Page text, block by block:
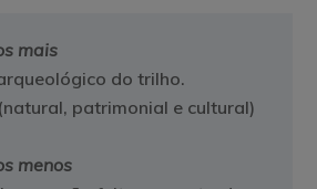
mais
do trilho.
patrimonial e cultural)
menos